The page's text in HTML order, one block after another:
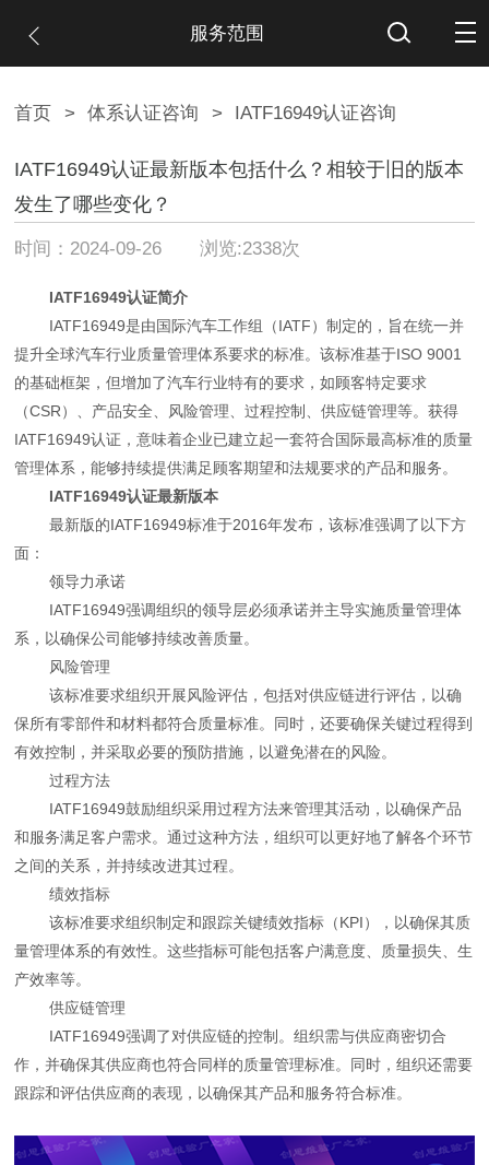
服务范围
首页 > 体系认证咨询 > IATF16949认证咨询
IATF16949认证最新版本包括什么？相较于旧的版本
发生了哪些变化？
时间：2024-09-26 浏览:2338次
IATF16949认证简介
IATF16949是由国际汽车工作组（IATF）制定的，旨在统一并
提升全球汽车行业质量管理体系要求的标准。该标准基于ISO 9001
的基础框架，但增加了汽车行业特有的要求，如顾客特定要求
（CSR）、产品安全、风险管理、过程控制、供应链管理等。获得
IATF16949认证，意味着企业已建立起一套符合国际最高标准的质量
管理体系，能够持续提供满足顾客期望和法规要求的产品和服务。
IATF16949认证最新版本
最新版的IATF16949标准于2016年发布，该标准强调了以下方
面：
领导力承诺
IATF16949强调组织的领导层必须承诺并主导实施质量管理体
系，以确保公司能够持续改善质量。
风险管理
该标准要求组织开展风险评估，包括对供应链进行评估，以确
保所有零部件和材料都符合质量标准。同时，还要确保关键过程得到
有效控制，并采取必要的预防措施，以避免潜在的风险。
过程方法
IATF16949鼓励组织采用过程方法来管理其活动，以确保产品
和服务满足客户需求。通过这种方法，组织可以更好地了解各个环节
之间的关系，并持续改进其过程。
绩效指标
该标准要求组织制定和跟踪关键绩效指标（KPI），以确保其质
量管理体系的有效性。这些指标可能包括客户满意度、质量损失、生
产效率等。
供应链管理
IATF16949强调了对供应链的控制。组织需与供应商密切合
作，并确保其供应商也符合同样的质量管理标准。同时，组织还需要
跟踪和评估供应商的表现，以确保其产品和服务符合标准。